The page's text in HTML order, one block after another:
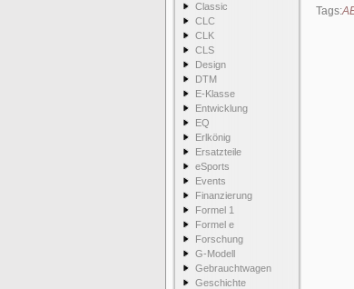
Classic
CLC
CLK
CLS
Design
DTM
E-Klasse
Entwicklung
EQ
Erlkönig
Ersatzteile
eSports
Events
Finanzierung
Formel 1
Formel e
Forschung
G-Modell
Gebrauchtwagen
Geschichte
Tags: